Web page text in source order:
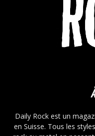
Daily Rock est un
en Suisse. Tous les